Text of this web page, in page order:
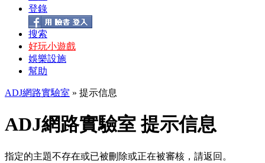
登錄
搜索
好玩小遊戲
娛樂設施
幫助
ADJ網路實驗室 » 提示信息
ADJ網路實驗室 提示信息
指定的主題不存在或已被刪除或正在被審核，請返回。